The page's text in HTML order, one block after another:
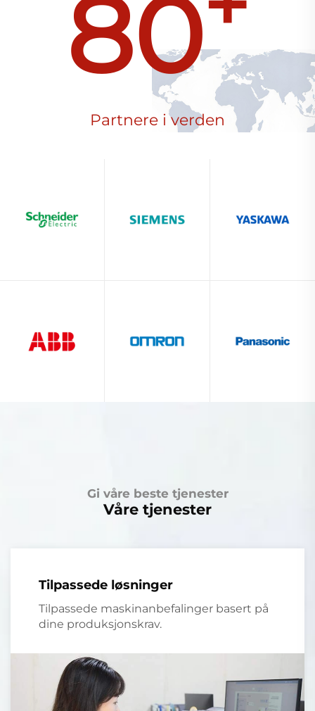
80
Partnere i verden
Gi våre beste tjenester
Våre tjenester
Tilpassede løsninger
Tilpassede maskinanbefalinger basert på
dine produksjonskrav.